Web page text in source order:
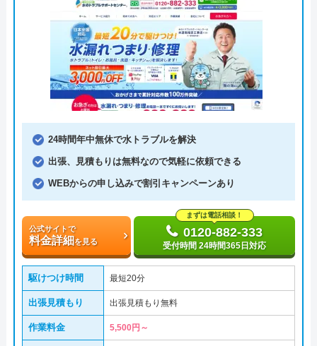
24時間年中無休で水トラブルを解決
出張、見積もりは無料なので気軽に依頼できる
WEBからの申し込みで割引キャンペーンあり
公式サイトで
料金詳細を見る
まずは電話相談！
0120-882-333
受付時間 24時間365日対応
駆けつけ時間 最短20分
出張見積もり 出張見積もり無料
作業料金 5,500円～